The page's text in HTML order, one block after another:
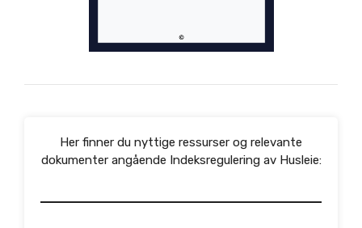
Her finner du nyttige ressurser og relevante
dokumenter angående Indeksregulering av Husleie: